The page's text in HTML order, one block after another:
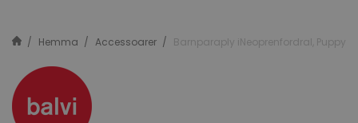
Hemma Accessoarer Barnparaply iNeoprenfordral,